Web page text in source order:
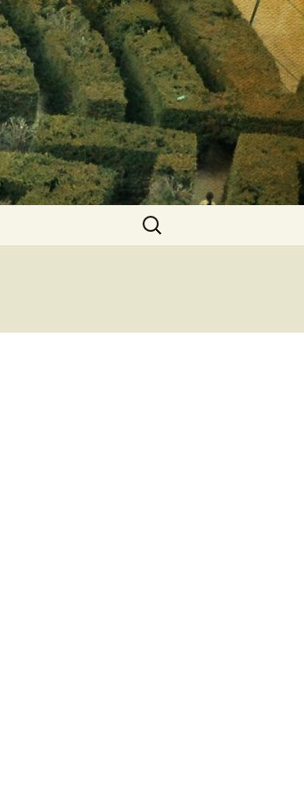
Keresés: